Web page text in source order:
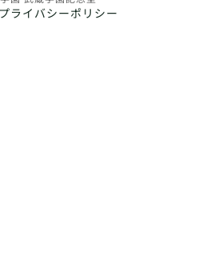
プライバシーポリシー